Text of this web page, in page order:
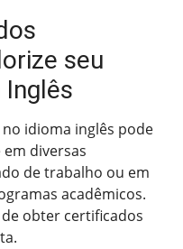
seu
idioma inglês pode
diversas
de trabalho ou em
acadêmicos.
obter certificados